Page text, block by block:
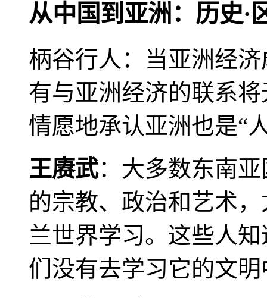
从中国到亚洲：历史·
柄谷行人：当亚洲经
有与亚洲经济的联系
情愿地承认亚洲也是“
王赓武：大多数东南
的宗教、政治和艺术
兰世界学习。这些人
们没有去学习它的文